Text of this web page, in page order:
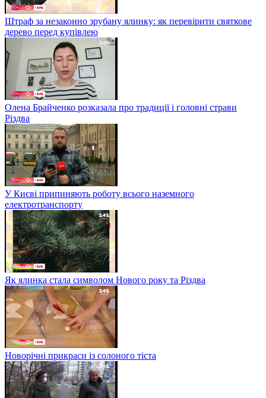
Штраф за незаконно зрубану ялинку: як перевірити святкове
дерево перед купівлею
Олена Брайченко розказала про традиції і головні страви
Різдва
У Києві припиняють роботу всього наземного
електротранспорту
Як ялинка стала символом Нового року та Різдва
Новорічні прикраси із солоного тіста